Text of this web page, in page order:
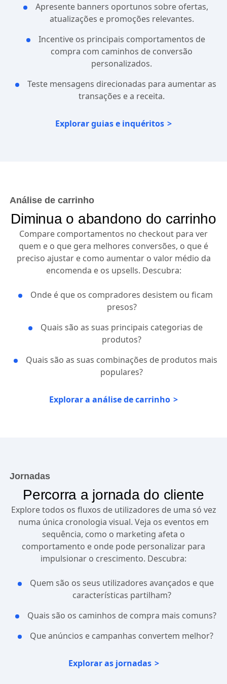
Apresente banners oportunos sobre ofertas,
atualizações e promoções relevantes.
Incentive os principais comportamentos de
compra com caminhos de conversão
personalizados.
Teste mensagens direcionadas para aumentar as
transações e a receita.
Explorar guias e inquéritos
Análise de carrinho
Diminua o abandono do carrinho
Compare comportamentos no checkout para ver
quem e o que gera melhores conversões, o que é
preciso ajustar e como aumentar o valor médio da
encomenda e os upsells. Descubra:
Onde é que os compradores desistem ou ficam
presos?
Quais são as suas principais categorias de
produtos?
Quais são as suas combinações de produtos mais
populares?
Explorar a análise de carrinho
Jornadas
Percorra a jornada do cliente
Explore todos os fluxos de utilizadores de uma só vez
numa única cronologia visual. Veja os eventos em
sequência, como o marketing afeta o
comportamento e onde pode personalizar para
impulsionar o crescimento. Descubra:
Quem são os seus utilizadores avançados e que
características partilham?
Quais são os caminhos de compra mais comuns?
Que anúncios e campanhas convertem melhor?
Explorar as jornadas